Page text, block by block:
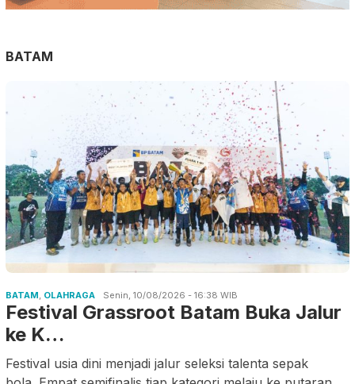
BATAM
BATAM, OLAHRAGA Senin, 10/08/2026 - 16:38 WIB
Festival Grassroot Batam Buka Jalur
ke K…
Festival usia dini menjadi jalur seleksi talenta sepak